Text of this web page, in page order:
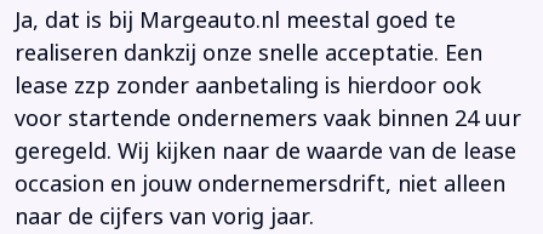
Ja, dat is bij Margeauto.nl meestal goed te
realiseren dankzij onze snelle acceptatie. Een
lease zzp zonder aanbetaling is hierdoor ook
voor startende ondernemers vaak binnen 24 uur
geregeld. Wij kijken naar de waarde van de lease
occasion en jouw ondernemersdrift, niet alleen
naar de cijfers van vorig jaar.